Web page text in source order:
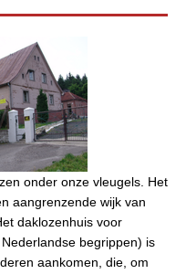
onder onze vleugels. Het
aangrenzende wijk van
daklozenhuis voor
begrippen) is
aankomen, die, om